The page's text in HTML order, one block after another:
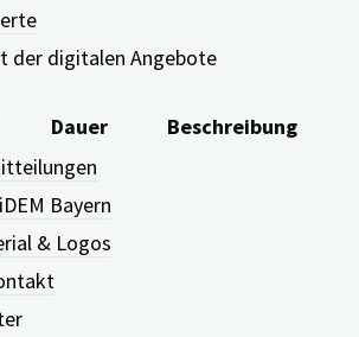
der digitalen Angebote
Bayern
& Logos
These cookies ensure basic
features of the website,
Dauer Beschreibung
11
months